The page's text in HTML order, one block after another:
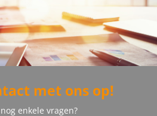
met ons op!
enkele vragen?